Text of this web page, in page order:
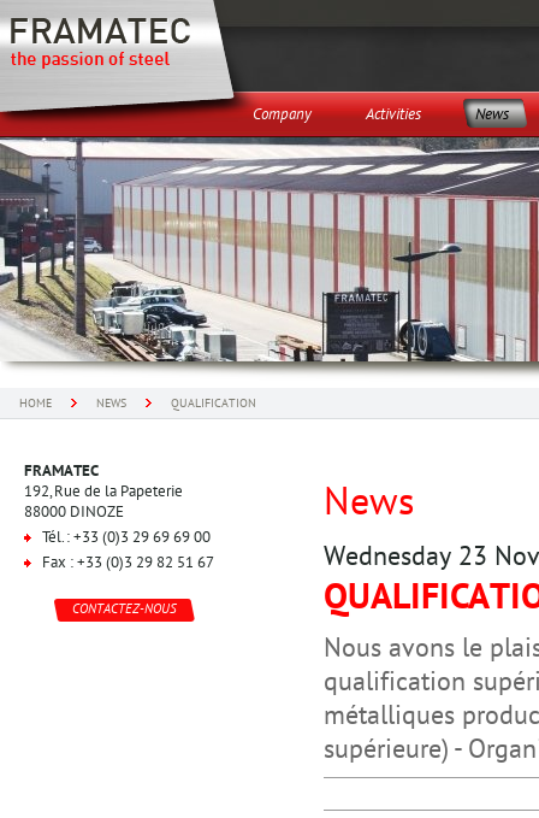
Company Activities News
HOME NEWS QUALIFICATION
FRAMATEC
192, Rue de la Papeterie
88000 DINOZE
Tél. : +33 (0)3 29 69 69 00
Fax : +33 (0)3 29 82 51 67
CONTACTEZ-NOUS
News
Wednesday 23
Nous avons le
qualification
métalliques
supérieure) -